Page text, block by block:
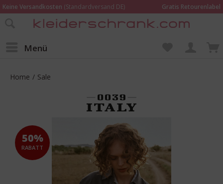
Keine Versandkosten (Standardversand DE)
Gratis Retourenlabel
Online bestellen – im Geschäft in Kempen anprobieren und beraten lassen
Menü
Home / Sale
50%
RABATT